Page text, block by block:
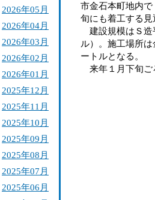
2026年05月
2026年04月
2026年03月
2026年02月
2026年01月
2025年12月
2025年11月
2025年10月
2025年09月
2025年08月
2025年07月
2025年06月
市金石本町地内
旬にも着工する見
建設規模はＳ造
ル）。施工場所
ートルとなる。
来年１月下旬ご